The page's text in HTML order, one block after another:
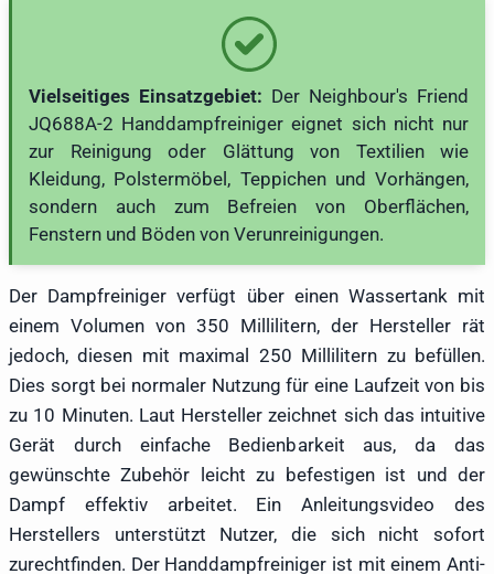
Vielseitiges Einsatzgebiet: Der Neighbour's Friend
JQ688A-2 Handdampfreiniger eignet sich nicht nur
zur Reinigung oder Glättung von Textilien wie
Kleidung, Polstermöbel, Teppichen und Vorhängen,
sondern auch zum Befreien von Oberflächen,
Fenstern und Böden von Verunreinigungen.
Der Dampfreiniger verfügt über einen Wassertank mit
einem Volumen von 350 Millilitern, der Hersteller rät
jedoch, diesen mit maximal 250 Millilitern zu befüllen.
Dies sorgt bei normaler Nutzung für eine Laufzeit von bis
zu 10 Minuten. Laut Hersteller zeichnet sich das intuitive
Gerät durch einfache Bedienbarkeit aus, da das
gewünschte Zubehör leicht zu befestigen ist und der
Dampf effektiv arbeitet. Ein Anleitungsvideo des
Herstellers unterstützt Nutzer, die sich nicht sofort
zurechtfinden. Der Handdampfreiniger ist mit einem Anti-